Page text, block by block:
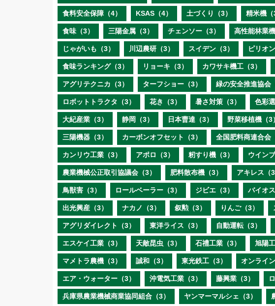
食料安全保障（4） KSAS（4） 土づくり（3） 精米機（
食味（3） 三陽金属（3） チェンソー（3） 高性能林業機
じゃがいも（3） 川辺農研（3） スイデン（3） ピリオ
食味ランキング（3） リョーキ（3） カワサキ機工（3）
アグリテクニカ（3） ターフショー（3） 緑の安全推進協会
ロボットトラクタ（3） 花き（3） 暑さ対策（3） 色彩
大紀産業（3） 静岡（3） 日本曹達（3） 野菜移植機（3）
三陽機器（3） カーボンオフセット（3） 全国肥料商連合会
カンリウ工業（3） アポロ（3） 籾すり機（3） ウイン
農業機械公正取引協議会（3） 肥料散布機（3） アキレス（3
鳥獣害（3） ロールベーラー（3） ジビエ（3） バイオ
出光興産（3） ナカノ（3） 叙勲（3） りんご（3）
アグリダイレクト（3） 東洋ライス（3） 自動運転（3）
エスケイ工業（3） 天敵昆虫（3） 石禮工業（3） 旭陽
マメトラ農機（3） 誠和（3） 東光鉄工（3） オンライ
エア・ウォーター（3） 沖電気工業（3） 藤興業（3）
兵庫県農業機械商業協同組合（3） ヤンマーマルシェ（3）